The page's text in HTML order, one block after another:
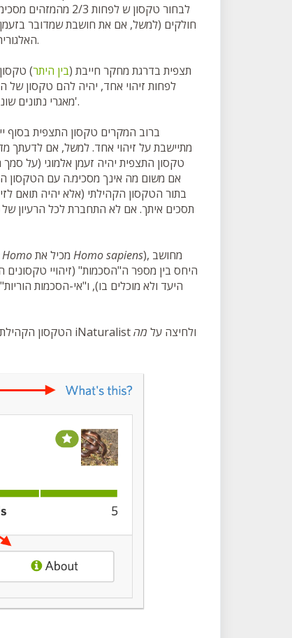
לבחור טקסון ש
חולקים (למשל, אם את חושבת שמדובר
האלגוריתם נותן עדיפות קלה לדעות חולקות, מאחר ומצאנו שחולקות צודקות לעתים קרובות.
תצפית בדרגת מחקר חייבת (בין היתר)
לפחות זיהוי אחד, יהיה להם טקסון של
מאגרי נתונים שונים, מקשרים בין תצפיות של אותו טקסון באתר, מעדכנים את רשימת החיים שלך, וכו'.
ברוב המקרים טקסון התצפית בסוף
מתיישבת על זיהוי אחד. למשל, אם לדעתך
טקסון התצפית יהיה זעמן אלמוגי (על
אם משום מה אינך מסכימ.ה עם הטקסון
בתור הטקסון הקהילתי (אלא יהיה תואם
תסכים איתך. אם לא התחברת לכל הרעיון
Homo Homo sapiens), מחושב
היחס בין מספר ה"הסכמות" (זיהויי טקסונים
היעד ולא מוכלים בו), ו"אי-הסכמות
הטקסון הקהילתי של כל תצפית בעמוד התצפית שלה באתר iNaturalist ולחיצה על מה